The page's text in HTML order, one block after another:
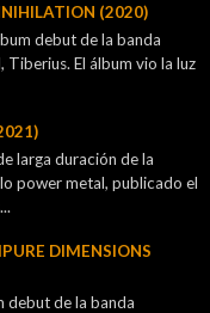
(2020)
debut de la banda
El álbum vio la luz
larga duración de la
power metal, publicado el
DIMENSIONS
debut de la banda